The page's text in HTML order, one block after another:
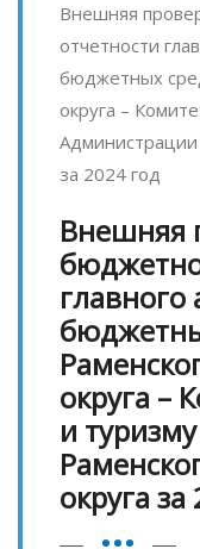
Внешняя
отчетности
бюджетных
округа –
Администрации
за 2024 год
Внешняя
округа –
и
округа